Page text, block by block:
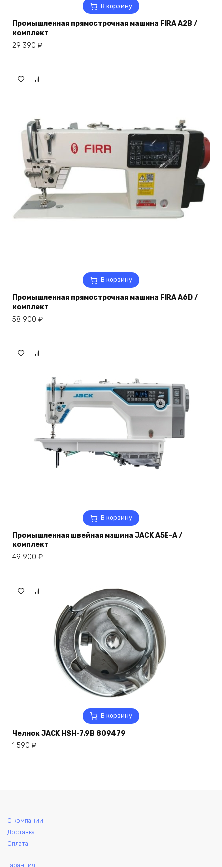
В корзину
Промышленная прямострочная машина FIRA A2B /
комплект
29 390 ₽
В корзину
Промышленная прямострочная машина FIRA A6D /
комплект
58 900 ₽
В корзину
Промышленная швейная машина JACK A5E-A /
комплект
49 900 ₽
В корзину
Челнок JACK HSH-7.9B 809479
1 590 ₽
О компании
Доставка
Оплата
Гарантия